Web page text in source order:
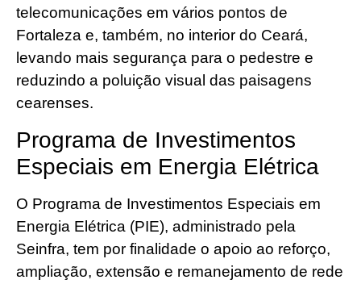
telecomunicações em vários pontos de
Fortaleza e, também, no interior do Ceará,
levando mais segurança para o pedestre e
reduzindo a poluição visual das paisagens
cearenses.
Programa de Investimentos
Especiais em Energia Elétrica
O Programa de Investimentos Especiais em
Energia Elétrica (PIE), administrado pela
Seinfra, tem por finalidade o apoio ao reforço,
ampliação, extensão e remanejamento de rede